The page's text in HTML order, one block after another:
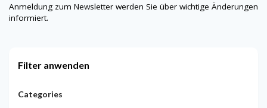
Anmeldung zum Newsletter werden Sie über wichtige Änderungen
informiert.
Filter anwenden
Categories